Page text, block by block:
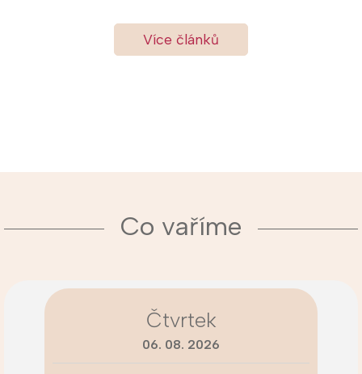
Více článků
Co vaříme
Čtvrtek
06. 08. 2026